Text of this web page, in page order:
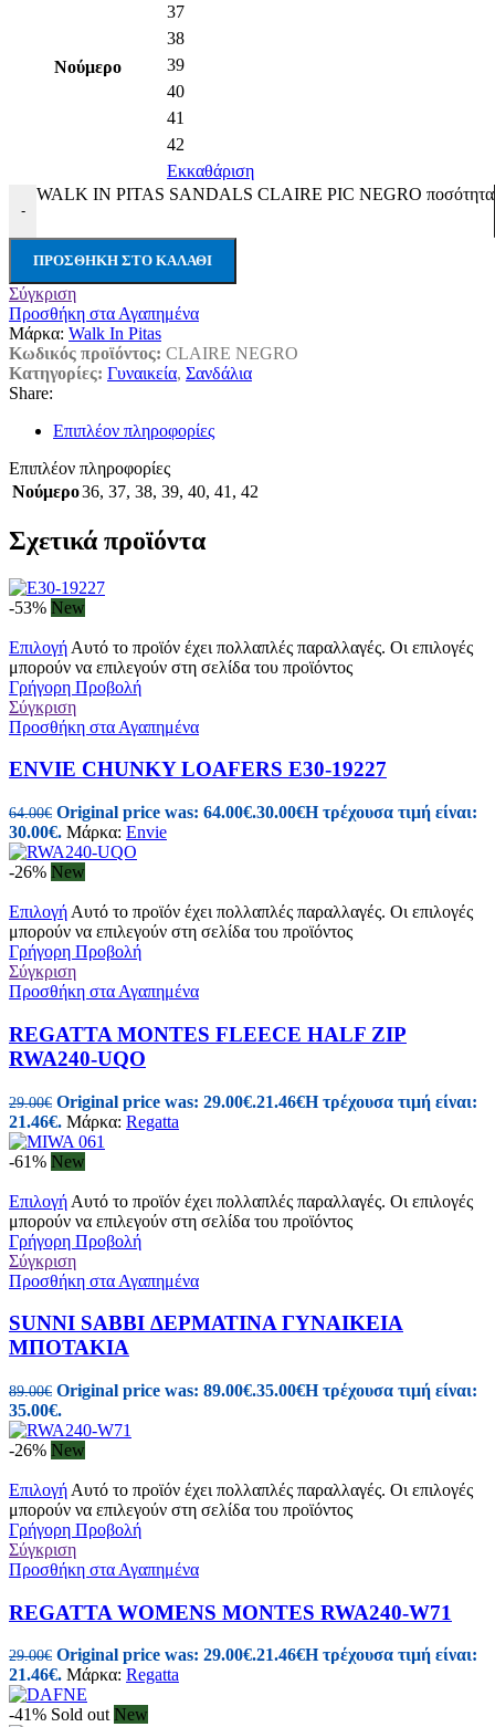
Νούμερο
37
38
39
40
41
42
Εκκαθάριση
-
WALK IN PITAS SANDALS CLAIRE PIC NEGRO ποσότητα
ΠΡΟΣΘΉΚΗ ΣΤΟ ΚΑΛΆΘΙ
Σύγκριση
Προσθήκη στα Αγαπημένα
Μάρκα: Walk In Pitas
Κωδικός προϊόντος: CLAIRE NEGRO
Κατηγορίες: Γυναικεία, Σανδάλια
Share:
Επιπλέον πληροφορίες
Επιπλέον πληροφορίες
Νούμερο36, 37, 38, 39, 40, 41 , 42
Σχετικά προϊόντα
-53% New
Επιλογή Αυτό το προϊόν έχει πολλαπλές παραλλαγές. Οι επιλογές
μπορούν να επιλεγούν στη σελίδα του προϊόντος
Γρήγορη Προβολή
Σύγκριση
Προσθήκη στα Αγαπημένα
ENVIE CHUNKY LOAFERS E30-19227
64.00€ Original price was: 64.00€.30.00€Η τρέχουσα τιμή είναι:
30.00€. Μάρκα: Envie
-26% New
Επιλογή Αυτό το προϊόν έχει πολλαπλές παραλλαγές. Οι επιλογές
μπορούν να επιλεγούν στη σελίδα του προϊόντος
Γρήγορη Προβολή
Σύγκριση
Προσθήκη στα Αγαπημένα
REGATTA MONTES FLEECE HALF ZIP
RWA240-UQO
29.00€ Original price was: 29.00€.21.46€Η τρέχουσα τιμή είναι:
21.46€. Μάρκα: Regatta
-61% New
Επιλογή Αυτό το προϊόν έχει πολλαπλές παραλλαγές. Οι επιλογές
μπορούν να επιλεγούν στη σελίδα του προϊόντος
Γρήγορη Προβολή
Σύγκριση
Προσθήκη στα Αγαπημένα
SUNNI SABBI ΔΕΡΜΑΤΙΝΑ ΓΥΝΑΙΚΕΙΑ
ΜΠΟΤΑΚΙΑ
89.00€ Original price was: 89.00€.35.00€Η τρέχουσα τιμή είναι:
35.00€.
-26% New
Επιλογή Αυτό το προϊόν έχει πολλαπλές παραλλαγές. Οι επιλογές
μπορούν να επιλεγούν στη σελίδα του προϊόντος
Γρήγορη Προβολή
Σύγκριση
Προσθήκη στα Αγαπημένα
REGATTA WOMENS MONTES RWA240-W71
29.00€ Original price was: 29.00€.21.46€Η τρέχουσα τιμή είναι:
21.46€. Μάρκα: Regatta
-41% Sold out New